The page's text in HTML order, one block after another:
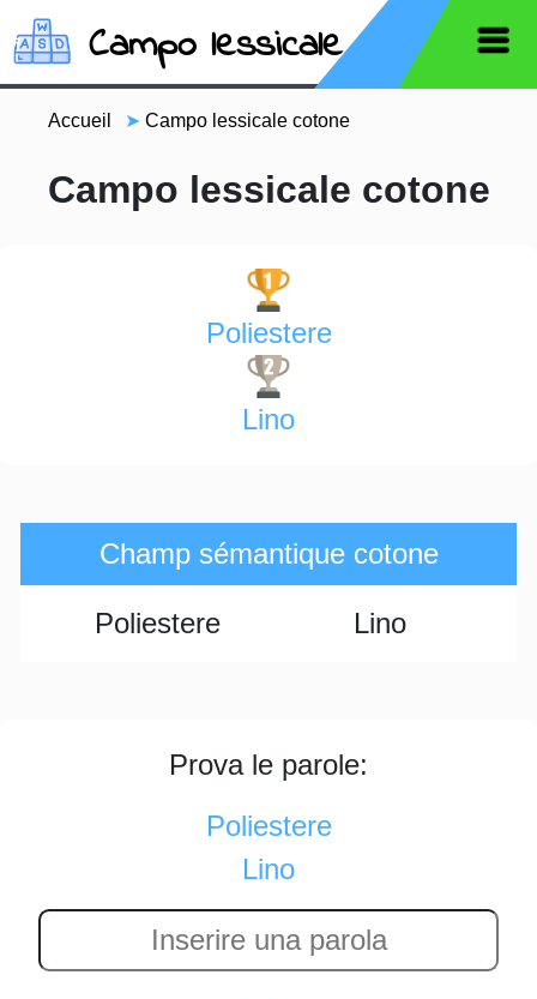
Campo lessicale
Accueil ➤ Campo lessicale cotone
Campo lessicale cotone
Poliestere
Lino
Champ sémantique cotone
Poliestere Lino
Prova le parole:
Poliestere
Lino